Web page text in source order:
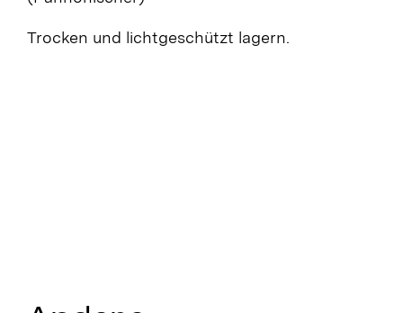
Trocken und lichtgeschützt lagern.